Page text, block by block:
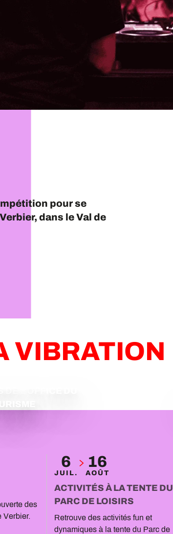
pour se
dans le Val de
VIBRATION
des
Verbier.
6
JUIL.
16
AOÛT
ACTIVITÉS À LA TENTE DU
PARC DE LOISIRS
Retrouve des activités fun et
dynamiques à la tente du Parc de